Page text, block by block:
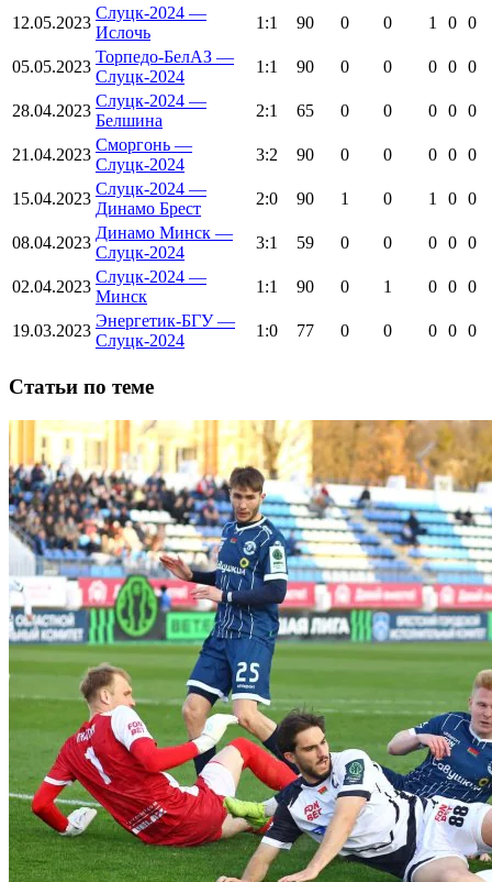
12.05.2023
Слуцк-2024 —
Ислочь
1:1 90 0 0 1 0 0
05.05.2023
Торпедо-БелАЗ —
Слуцк-2024
1:1 90 0 0 0 0 0
28.04.2023
Слуцк-2024 —
Белшина
2:1 65 0 0 0 0 0
21.04.2023
Сморгонь —
Слуцк-2024
3:2 90 0 0 0 0 0
15.04.2023
Слуцк-2024 —
Динамо Брест
2:0 90 1 0 1 0 0
08.04.2023
Динамо Минск —
Слуцк-2024
3:1 59 0 0 0 0 0
02.04.2023
Слуцк-2024 —
Минск
1:1 90 0 1 0 0 0
19.03.2023
Энергетик-БГУ —
Слуцк-2024
1:0 77 0 0 0 0 0
Cтатьи по теме